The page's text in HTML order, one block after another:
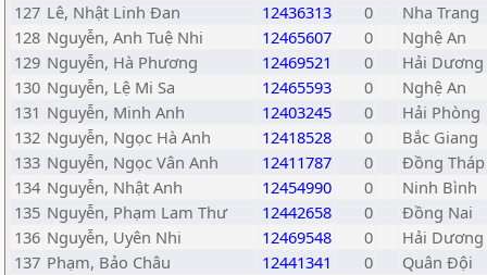
127 Lê, Nhật Linh Đan 12436313 0
Nha Trang
128 Nguyễn, Anh Tuệ Nhi 12465607 0
Nghệ An
129 Nguyễn, Hà Phương 12469521 0
Hải Dương
130 Nguyễn, Lệ Mi Sa 12465593 0
Nghệ An
131 Nguyễn, Minh Anh 12403245 0
Hải Phòng
132 Nguyễn, Ngọc Hà Anh 12418528 0
Bắc Giang
133 Nguyễn, Ngọc Vân Anh 12411787 0
Đồng Tháp
134 Nguyễn, Nhật Anh 12454990 0
Ninh Bình
135 Nguyễn, Phạm Lam Thư 12442658 0
Đồng Nai
136 Nguyễn, Uyên Nhi 12469548 0
Hải Dương
137 Phạm, Bảo Châu 12441341 0
Quân Đội